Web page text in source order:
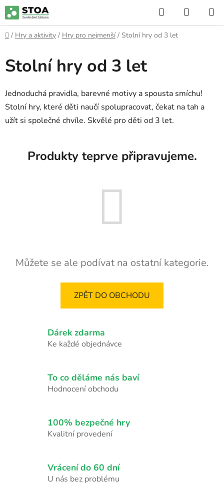
Přejít
na
obsah
Hledat
KOŠÍK
Domů
/ Hry a aktivity / Hry pro nejmenší / Stolní hry od 3 let
Stolní hry od 3 let
Jednoduchá pravidla, barevné motivy a spousta smíchu!
Stolní hry, které děti naučí spolupracovat, čekat na tah a
užít si společné chvíle. Skvělé pro děti od 3 let.
Produkty teprve připravujeme.
Můžete se ale podívat na ostatní kategorie.
ZPĚT DO OBCHODU
Dárek zdarma
Ke každé objednávce
To co děláme nás baví
Hodnocení obchodu
100% bezpečné hry
Kvalitní provedení
Vrácení do 60 dní
U nás bez problému